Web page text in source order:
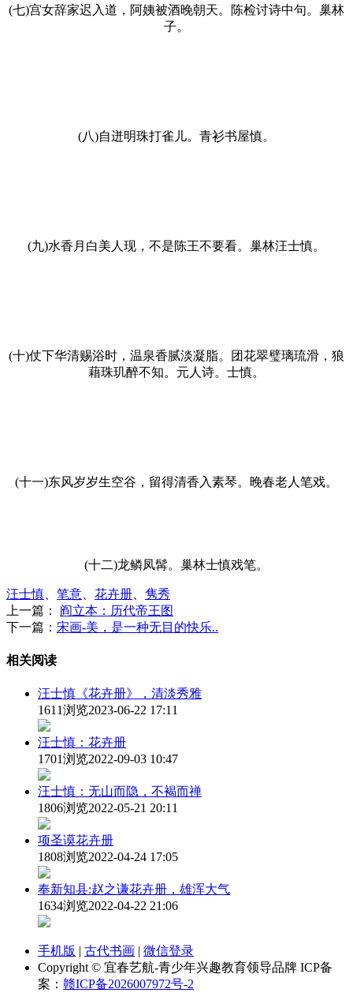
(七)宫女辞家迟入道，阿姨被酒晚朝天。陈检讨诗中句。巢林
子。
(八)自迸明珠打雀儿。青衫书屋慎。
(九)水香月白美人现，不是陈王不要看。巢林汪士慎。
(十)仗下华清赐浴时，温泉香腻淡凝脂。团花翠璧璃琉滑，狼
藉珠玑醉不知。元人诗。士慎。
(十一)东风岁岁生空谷，留得清香入素琴。晚春老人笔戏。
(十二)龙鳞凤髯。巢林士慎戏笔。
汪士慎 笔意 花卉册
隽秀
上一篇：
阎立本：历代帝王图
下一篇： 宋画-美，是一种无目的快乐..
相关阅读
汪士慎《花卉册》，清淡秀雅
1611浏览2023-06-22 17:11
汪士慎：花卉册
1701浏览2022-09-03 10:47
汪士慎：无山而隐，不褐而禅
1806浏览2022-05-21 20:11
项圣谟花卉册
1808浏览2022-04-24 17:05
奉新知县:赵之谦花卉册，雄浑大气
1634浏览2022-04-22 21:06
手机版 | 古代书画 | 微信登录
Copyright © 宜春艺航-青少年兴趣教育领导品牌 ICP备
案： 赣ICP备2026007972号-2